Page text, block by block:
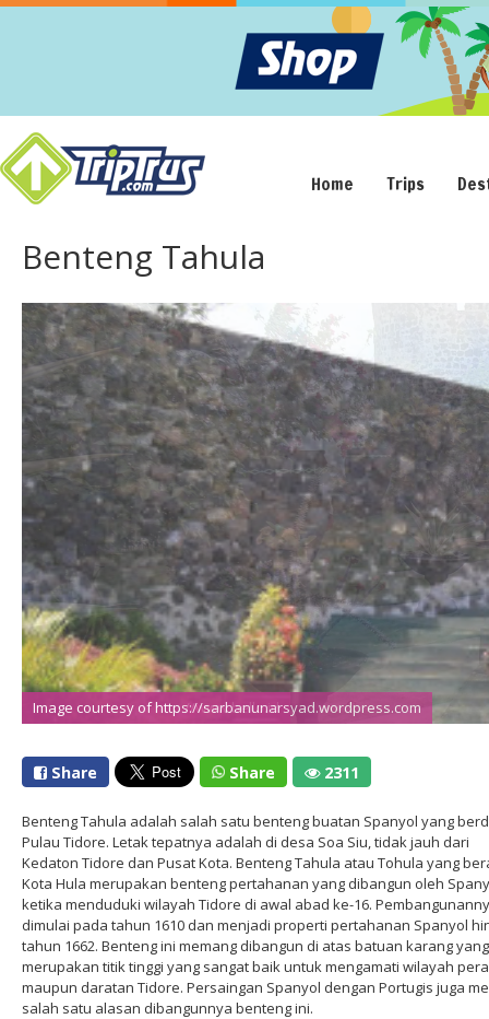
Home Trips
Benteng Tahula
Image courtesy of http://www.bello.id
Image courtesy of https://sarbanunarsyad.wordpress.com
Share Share 2311
Benteng Tahula adalah salah satu benteng buatan Spanyol yang
Pulau Tidore. Letak tepatnya adalah di desa Soa Siu, tidak jauh dari
Kedaton Tidore dan Pusat Kota. Benteng Tahula atau Tohula yang
Kota Hula merupakan benteng pertahanan yang dibangun oleh
ketika menduduki wilayah Tidore di awal abad ke-16.
dimulai pada tahun 1610 dan menjadi properti pertahanan Spanyol
tahun 1662. Benteng ini memang dibangun di atas batuan karang yang
merupakan titik tinggi yang sangat baik untuk mengamati wilayah
maupun daratan Tidore. Persaingan Spanyol dengan Portugis juga
salah satu alasan dibangunnya benteng ini.